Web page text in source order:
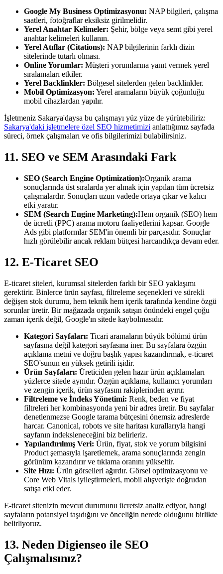
Google My Business Optimizasyonu: NAP bilgileri, çalışma
saatleri, fotoğraflar eksiksiz girilmelidir.
Yerel Anahtar Kelimeler: Şehir, bölge veya semt gibi yerel
anahtar kelimeleri kullanın.
Yerel Atıflar (Citations): NAP bilgilerinin farklı dizin
sitelerinde tutarlı olması.
Online Yorumlar: Müşteri yorumlarına yanıt vermek yerel
sıralamaları etkiler.
Yerel Backlinkler: Bölgesel sitelerden gelen backlinkler.
Mobil Optimizasyon: Yerel aramaların büyük çoğunluğu
mobil cihazlardan yapılır.
İşletmeniz Sakarya'daysa bu çalışmayı yüz yüze de yürütebiliriz:
Sakarya'daki işletmelere özel SEO hizmetimizi anlattığımız sayfada
süreci, örnek çalışmaları ve ofis bilgilerimizi bulabilirsiniz.
11. SEO ve SEM Arasındaki Fark
SEO (Search Engine Optimization):Organik arama
sonuçlarında üst sıralarda yer almak için yapılan tüm ücretsiz
çalışmalardır. Sonuçları uzun vadede ortaya çıkar ve kalıcı
etki yaratır.
SEM (Search Engine Marketing):Hem organik (SEO) hem
de ücretli (PPC) arama motoru faaliyetlerini kapsar. Google
Ads gibi platformlar SEM'in önemli bir parçasıdır. Sonuçlar
hızlı görülebilir ancak reklam bütçesi harcandıkça devam eder.
12. E-Ticaret SEO
E-ticaret siteleri, kurumsal sitelerden farklı bir SEO yaklaşımı
gerektirir. Binlerce ürün sayfası, filtreleme seçenekleri ve sürekli
değişen stok durumu, hem teknik hem içerik tarafında kendine özgü
sorunlar üretir. Bir mağazada organik satışın önündeki engel çoğu
zaman içerik değil, Google'ın sitede kaybolmasıdır.
Kategori Sayfaları: Ticari aramaların büyük bölümü ürün
sayfasına değil kategori sayfasına iner. Bu sayfalara özgün
açıklama metni ve doğru başlık yapısı kazandırmak, e-ticaret
SEO'sunun en yüksek getirili işidir.
Ürün Sayfaları: Üreticiden gelen hazır ürün açıklamaları
yüzlerce sitede aynıdır. Özgün açıklama, kullanıcı yorumları
ve zengin içerik, ürün sayfasını rakiplerinden ayırır.
Filtreleme ve İndeks Yönetimi: Renk, beden ve fiyat
filtreleri her kombinasyonda yeni bir adres üretir. Bu sayfalar
denetlenmezse Google tarama bütçesini önemsiz adreslerde
harcar. Canonical, robots ve site haritası kurallarıyla hangi
sayfanın indeksleneceğini biz belirleriz.
Yapılandırılmış Veri: Ürün, fiyat, stok ve yorum bilgisini
Product şemasıyla işaretlemek, arama sonuçlarında zengin
görünüm kazandırır ve tıklama oranını yükseltir.
Site Hızı: Ürün görselleri ağırdır. Görsel optimizasyonu ve
Core Web Vitals iyileştirmeleri, mobil alışverişte doğrudan
satışa etki eder.
E-ticaret sitenizin mevcut durumunu ücretsiz analiz ediyor, hangi
sayfaların potansiyel taşıdığını ve önceliğin nerede olduğunu birlikte
belirliyoruz.
13. Neden Digienseo ile SEO
Çalışmalısınız?